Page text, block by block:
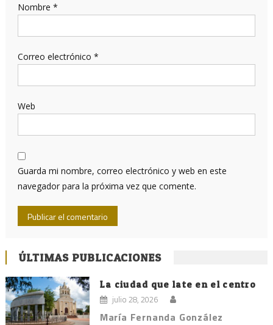
Nombre *
Correo electrónico *
Web
Guarda mi nombre, correo electrónico y web en este
navegador para la próxima vez que comente.
ÚLTIMAS PUBLICACIONES
La ciudad que late en el centro
julio 28, 2026
María Fernanda González